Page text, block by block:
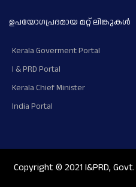
ഉപയോഗപ്രദമായ മറ്റ് ലിങ്കുകള്‍
Kerala Goverment Portal
I & PRD Portal
Kerala Chief Minister
India Portal
Copyright © 2021 I&PRD,